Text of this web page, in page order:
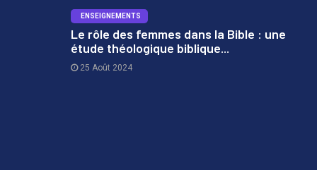
ENSEIGNEMENTS
Le rôle des femmes dans la Bible : une
étude théologique biblique...
25 Août 2024